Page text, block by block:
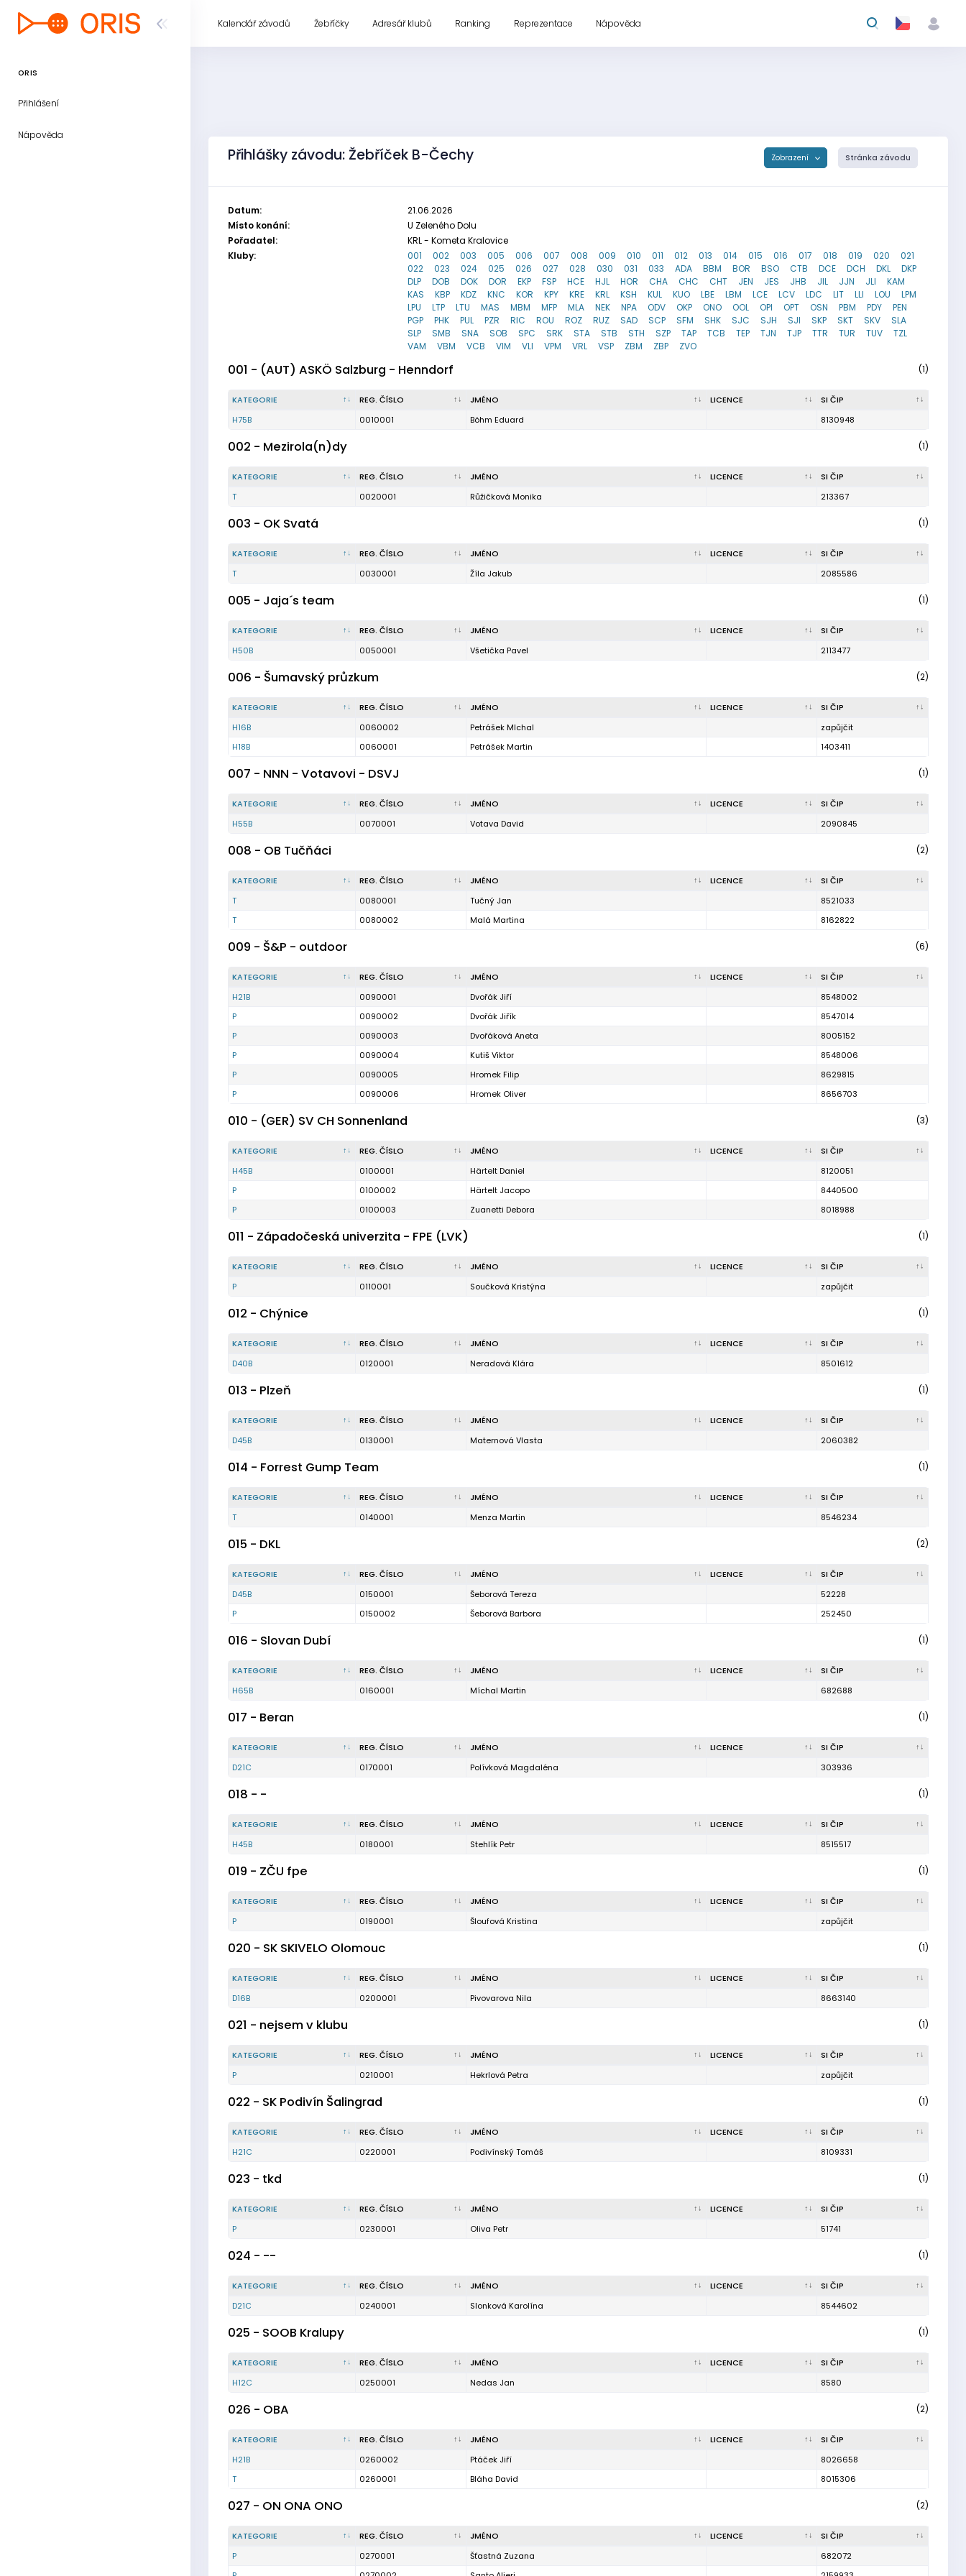
ORIS
Přihlášení
Nápověda
Kalendář závodů Žebříčky Adresář klubů Ranking Reprezentace Nápověda
Přihlášky závodu: Žebříček B-Čechy Zobrazení Stránka závodu
Datum:
21.06.2026
Místo konání:
U Zeleného Dolu
Pořadatel:
KRL - Kometa Kralovice
Kluby:
001 002 003 005 006 007 008 009 010 011 012 013 014 015 016 017 018 019 020
021
022
023 024 025 026 027 028 030 031 033 ADA BBM BOR BSO CTB DCE DCH DKL
DKP
DLP
DOB DOK DOR EKP FSP HCE HJL HOR CHA CHC CHT JEN JES JHB JIL JJN JLI
KAM
KAS
KBP KDZ KNC KOR KPY KRE KRL KSH KUL KUO LBE LBM LCE LCV LDC LIT LLI LOU
LPM
LPU
LTP LTU MAS MBM MFP MLA NEK NPA ODV OKP ONO OOL OPI OPT OSN PBM PDY
PEN
PGP
PHK PUL PZR RIC ROU ROZ RUZ SAD SCP SFM SHK SJC SJH SJI SKP SKT SKV
SLA
SLP
SMB SNA SOB SPC SRK STA STB STH SZP TAP TCB TEP TJN TJP TTR TUR TUV
TZL
VAM
VBM VCB VIM VLI VPM VRL VSP ZBM ZBP ZVO
001 - (AUT) ASKÖ Salzburg - Henndorf (1)
KATEGORIE REG. ČÍSLO JMÉNO LICENCE
SI ČIP
H75B
0010001 Böhm Eduard 8130948
002 - Mezirola(n)dy (1)
KATEGORIE REG. ČÍSLO JMÉNO LICENCE
SI ČIP
T
0020001 Růžičková Monika 213367
003 - OK Svatá (1)
KATEGORIE REG. ČÍSLO JMÉNO LICENCE
SI ČIP
T
0030001 Žíla Jakub 2085586
005 - Jaja´s team (1)
KATEGORIE REG. ČÍSLO JMÉNO LICENCE
SI ČIP
H50B
0050001 Všetička Pavel 2113477
006 - Šumavský průzkum (2)
KATEGORIE REG. ČÍSLO JMÉNO LICENCE
SI ČIP
H16B
0060002 Petrášek MIchal
zapůjčit
H18B
0060001 Petrášek Martin 1403411
007 - NNN - Votavovi - DSVJ (1)
KATEGORIE REG. ČÍSLO JMÉNO LICENCE
SI ČIP
H55B
0070001 Votava David 2090845
008 - OB Tučňáci (2)
KATEGORIE REG. ČÍSLO JMÉNO LICENCE
SI ČIP
T
0080001 Tučný Jan
8521033
T
0080002 Malá Martina 8162822
009 - Š&P - outdoor (6)
KATEGORIE REG. ČÍSLO JMÉNO LICENCE
SI ČIP
H21B
0090001 Dvořák Jiří
8548002
P
0090002 Dvořák Jiřík
8547014
P
0090003 Dvořáková Aneta
8005152
P
0090004 Kutiš Viktor
8548006
P
0090005 Hromek Filip
8629815
P
0090006 Hromek Oliver 8656703
010 - (GER) SV CH Sonnenland (3)
KATEGORIE REG. ČÍSLO JMÉNO LICENCE
SI ČIP
H45B
0100001 Härtelt Daniel
8120051
P
0100002 Härtelt Jacopo
8440500
P
0100003 Zuanetti Debora 8018988
011 - Západočeská univerzita - FPE (LVK) (1)
KATEGORIE REG. ČÍSLO JMÉNO LICENCE
SI ČIP
P
0110001 Součková Kristýna zapůjčit
012 - Chýnice (1)
KATEGORIE REG. ČÍSLO JMÉNO LICENCE
SI ČIP
D40B
0120001 Neradová Klára 8501612
013 - Plzeň (1)
KATEGORIE REG. ČÍSLO JMÉNO LICENCE
SI ČIP
D45B
0130001 Maternová Vlasta 2060382
014 - Forrest Gump Team (1)
KATEGORIE REG. ČÍSLO JMÉNO LICENCE
SI ČIP
T
0140001 Menza Martin 8546234
015 - DKL (2)
KATEGORIE REG. ČÍSLO JMÉNO LICENCE
SI ČIP
D45B
0150001 Šeborová Tereza
52228
P
0150002 Šeborová Barbora 252450
016 - Slovan Dubí (1)
KATEGORIE REG. ČÍSLO JMÉNO LICENCE
SI ČIP
H65B
0160001 Míchal Martin 682688
017 - Beran (1)
KATEGORIE REG. ČÍSLO JMÉNO LICENCE
SI ČIP
D21C
0170001 Polívková Magdaléna 303936
018 - - (1)
KATEGORIE REG. ČÍSLO JMÉNO LICENCE
SI ČIP
H45B
0180001 Stehlík Petr 8515517
019 - ZČU fpe (1)
KATEGORIE REG. ČÍSLO JMÉNO LICENCE
SI ČIP
P
0190001 Šloufová Kristina zapůjčit
020 - SK SKIVELO Olomouc (1)
KATEGORIE REG. ČÍSLO JMÉNO LICENCE
SI ČIP
D16B
0200001 Pivovarova Nila 8663140
021 - nejsem v klubu (1)
KATEGORIE REG. ČÍSLO JMÉNO LICENCE
SI ČIP
P
0210001 Hekrlová Petra zapůjčit
022 - SK Podivín Šalingrad (1)
KATEGORIE REG. ČÍSLO JMÉNO LICENCE
SI ČIP
H21C
0220001 Podivínský Tomáš 8109331
023 - tkd (1)
KATEGORIE REG. ČÍSLO JMÉNO LICENCE
SI ČIP
P
0230001 Oliva Petr 51741
024 - -- (1)
KATEGORIE REG. ČÍSLO JMÉNO LICENCE
SI ČIP
D21C
0240001 Slonková Karolína 8544602
025 - SOOB Kralupy (1)
KATEGORIE REG. ČÍSLO JMÉNO LICENCE
SI ČIP
H12C
0250001 Nedas Jan 8580
026 - OBA (2)
KATEGORIE REG. ČÍSLO JMÉNO LICENCE
SI ČIP
H21B
0260002 Ptáček Jiří
8026658
T
0260001 Bláha David 8015306
027 - ON ONA ONO (2)
KATEGORIE REG. ČÍSLO JMÉNO LICENCE
SI ČIP
P
0270001 Šťastná Zuzana
682072